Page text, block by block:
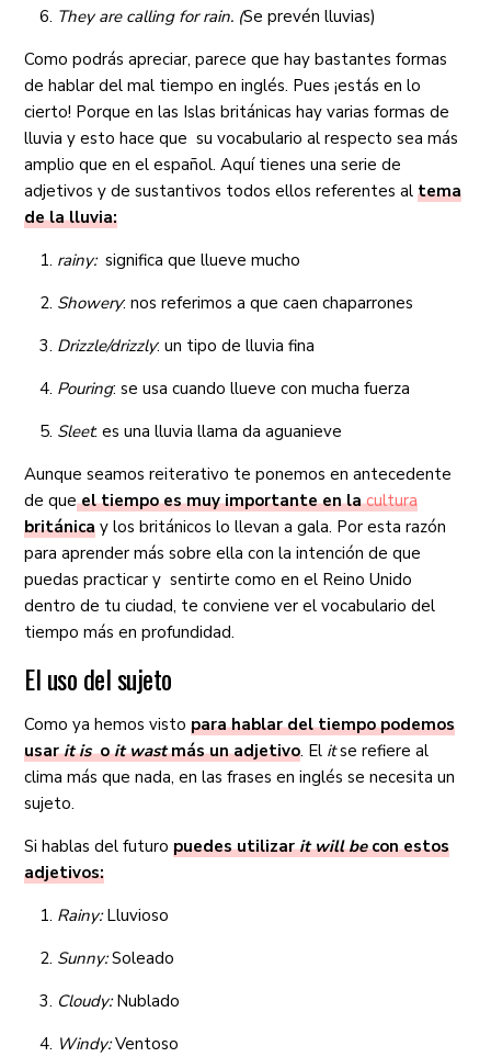
They are calling for rain. (Se prevén lluvias)
Como podrás apreciar, parece que hay bastantes formas
de hablar del mal tiempo en inglés. Pues ¡estás en lo
cierto! Porque en las Islas británicas hay varias formas de
lluvia y esto hace que su vocabulario al respecto sea más
amplio que en el español. Aquí tienes una serie de
adjetivos y de sustantivos todos ellos referentes altema
de la lluvia:
rainy:significa que llueve mucho
Showery: nos referimos a que caen chaparrones
Drizzle/drizzly: un tipo de lluvia fina
Pouring: se usa cuando llueve con mucha fuerza
Sleet: es una lluvia llama da aguanieve
Aunque seamos reiterativo te ponemos en antecedente
de queel tiempo es muy importante en lacultura
británica y los británicos lo llevan a gala. Por esta razón
para aprender más sobre ella con la intención de que
puedas practicar y sentirte como en el Reino Unido
dentro de tu ciudad, te conviene ver el vocabulario del
tiempo más en profundidad.
El uso del sujeto
Como ya hemos vistopara hablar del tiempo podemos
usarit isoit wastmás un adjetivo. El itse refiere al
clima más que nada, en las frases en inglés se necesita un
sujeto.
Si hablas del futuropuedes utilizarit will becon estos
adjetivos:
Rainy:Lluvioso
Sunny:Soleado
Cloudy:Nublado
Windy:Ventoso